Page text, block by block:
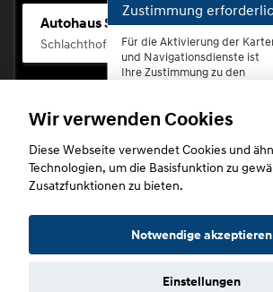
Autohaus Scherhag
Schlachthofstr. 68, 56073 Koblenz-
Zustimmung
Für die Aktivierung der
und Navigationsdienste ist
Ihre Zustimmung zu den
erforderlich.
Zustimmen
Copyright © 2026. Autohaus
Wir verwenden Cookies
Diese Webseite verwendet Cookies und
Technologien, um die Basisfunktion zu
Zusatzfunktionen zu bieten.
Notwendige akzeptieren
Einstellungen